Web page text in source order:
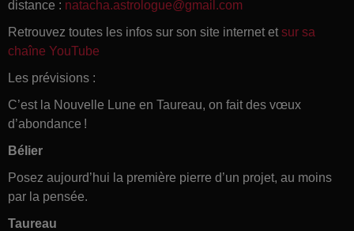
distance : natacha.astrologue@gmail.com
Retrouvez toutes les infos sur son site internet et sur sa
chaîne YouTube
Les prévisions :
C’est la Nouvelle Lune en Taureau, on fait des vœux
d’abondance !
Bélier
Posez aujourd’hui la première pierre d’un projet, au moins
par la pensée.
Taureau